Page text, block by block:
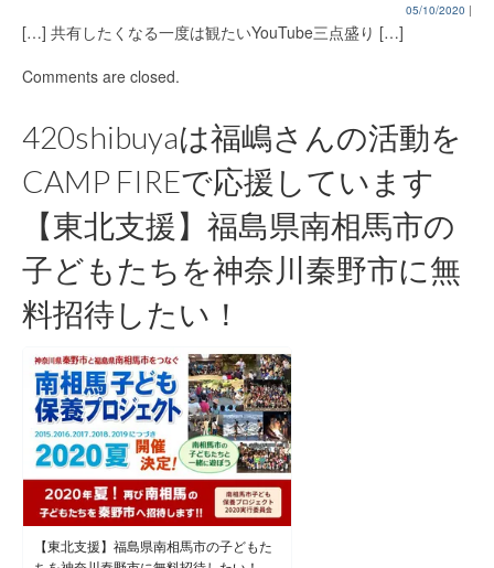
05/10/2020 |
[…] 共有したくなる一度は観たいYouTube三点盛り […]
Comments are closed.
420shibuyaは福嶋さんの活動を
CAMP FIREで応援しています
【東北支援】福島県南相馬市の
子どもたちを神奈川秦野市に無
料招待したい！